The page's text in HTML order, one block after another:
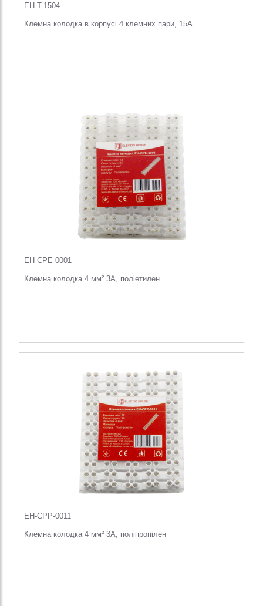
EH-T-1504
Клемна колодка в корпусі 4 клемних пари, 15A
EH-CPE-0001
Клемна колодка 4 мм² 3A, поліетилен
EH-CPP-0011
Клемна колодка 4 мм² 3A, поліпропілен